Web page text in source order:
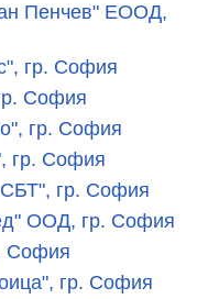
Пенчев" ЕООД,
гр. София
София
гр. София
гр. София
гр. София
ООД, гр. София
София
гр. София